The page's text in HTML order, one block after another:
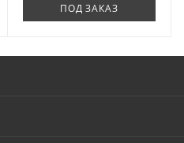
ПОД ЗАКАЗ